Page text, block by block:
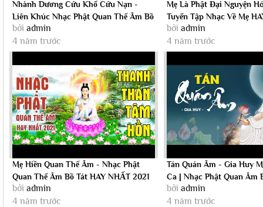
Nhành Dương Cứu Khổ Cứu Nạn -
Liên Khúc Nhạc Phật Quan Thế Âm Bồ
Tát Cứu Độ...
bởi admin
4 năm trước
Mẹ Là Phật Đại Nguyện
Tuyển Tập Nhạc Về Mẹ
2021 - Gia...
bởi admin
4 năm trước
Mẹ Hiền Quan Thế Âm - Nhạc Phật
Quan Thế Âm Bồ Tát HAY NHẤT 2021
Thanh Thản...
bởi admin
4 năm trước
Tán Quán Âm - Gia Huy
Ca | Nhạc Phật Quan Âm
Căn Viên...
bởi admin
4 năm trước